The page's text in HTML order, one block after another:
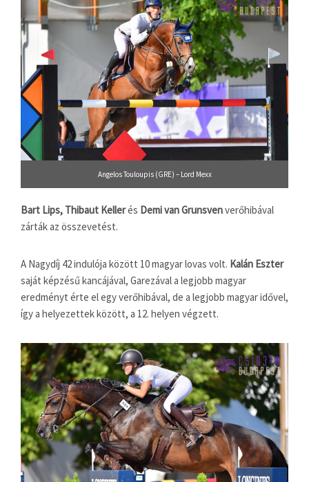
Angelos Touloupis (GRE) – Lord Mexx
Bart Lips, Thibaut Kellerés Demi van Grunsvenverőhibával
zárták az összevetést.
A Nagydíj 42 indulója között 10 magyar lovas volt. Kalán Eszter
saját képzésű kancájával, Garezával a legjobb magyar
eredményt érte el egy verőhibával, de a legjobb magyar idővel,
így a helyezettek között, a 12. helyen végzett.